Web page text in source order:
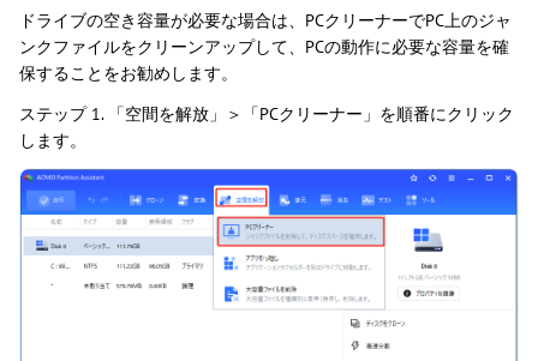
ドライブの空き容量が必要な場合は、PCクリーナーでPC上のジャ
ンクファイルをクリーンアップして、PCの動作に必要な容量を確
保することをお勧めします。
ステップ 1. 「空間を解放」＞「PCクリーナー」を順番にクリック
します。